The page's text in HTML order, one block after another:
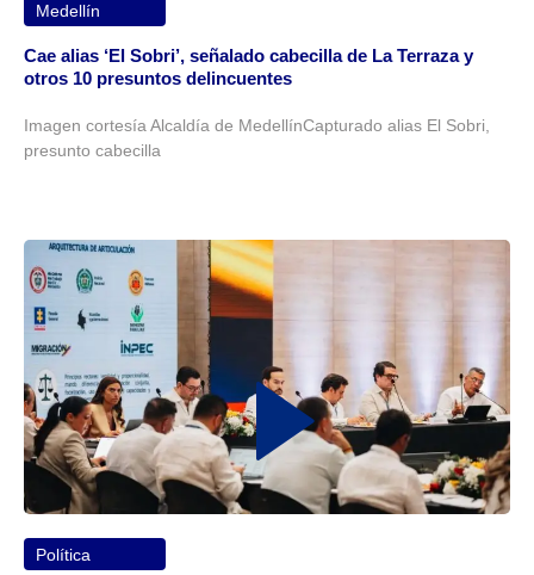
Medellín
Cae alias ‘El Sobri’, señalado cabecilla de La Terraza y
otros 10 presuntos delincuentes
Imagen cortesía Alcaldía de MedellínCapturado alias El Sobri,
presunto cabecilla
Política